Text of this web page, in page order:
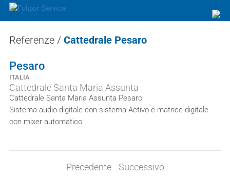
Referenze/ Cattedrale Pesaro
Pesaro
ITALIA
Cattedrale Santa Maria Assunta
Cattedrale Santa Maria Assunta Pesaro
Sistema audio digitale con sistema Activo e matrice digitale
con mixer automatico
Precedente Successivo